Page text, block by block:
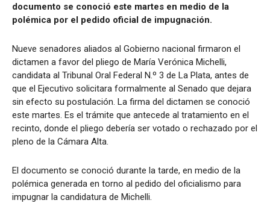
documento se conoció este martes en medio de la
polémica por el pedido oficial de impugnación.
Nueve senadores aliados al Gobierno nacional firmaron el
dictamen a favor del pliego de María Verónica Michelli,
candidata al Tribunal Oral Federal N.º 3 de La Plata, antes de
que el Ejecutivo solicitara formalmente al Senado que dejara
sin efecto su postulación. La firma del dictamen se conoció
este martes. Es el trámite que antecede al tratamiento en el
recinto, donde el pliego debería ser votado o rechazado por el
pleno de la Cámara Alta.
El documento se conoció durante la tarde, en medio de la
polémica generada en torno al pedido del oficialismo para
impugnar la candidatura de Michelli.